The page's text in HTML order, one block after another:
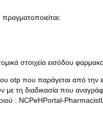
στοιχεία εισόδου
otp που παράγεται από την
τη διαδικασία που
: NCPeHPortal-